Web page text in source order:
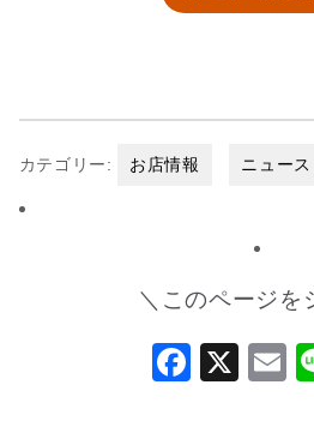
カテゴリー: お店情報 ニュース
＼このページを
X